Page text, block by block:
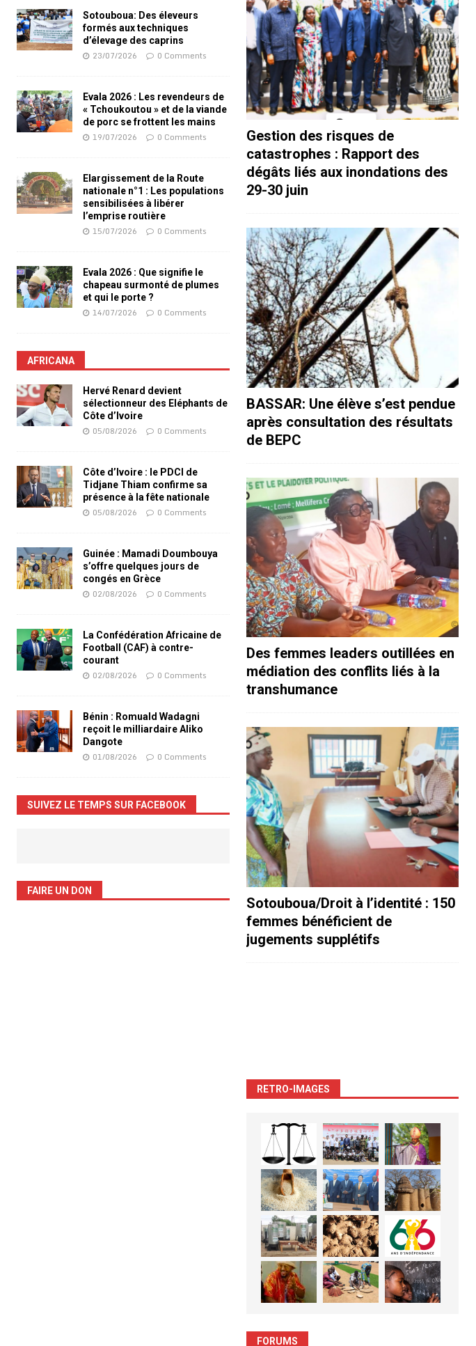
Sotouboua: Des éleveurs
formés aux techniques
d’élevage des caprins
23/07/2026 0 Comments
Evala 2026 : Les revendeurs de
« Tchoukoutou » et de la viande
de porc se frottent les mains
19/07/2026 0 Comments
Elargissement de la Route
nationale n°1 : Les populations
sensibilisées à libérer
l’emprise routière
15/07/2026 0 Comments
Evala 2026 : Que signifie le
chapeau surmonté de plumes
et qui le porte ?
14/07/2026 0 Comments
AFRICANA
Hervé Renard devient
sélectionneur des Eléphants de
Côte d’Ivoire
05/08/2026 0 Comments
Côte d’Ivoire : le PDCI de
Tidjane Thiam confirme sa
présence à la fête nationale
05/08/2026 0 Comments
Guinée : Mamadi Doumbouya
s’offre quelques jours de
congés en Grèce
02/08/2026 0 Comments
La Confédération Africaine de
Football (CAF) à contre-
courant
02/08/2026 0 Comments
Bénin : Romuald Wadagni
reçoit le milliardaire Aliko
Dangote
01/08/2026 0 Comments
SUIVEZ LE TEMPS SUR FACEBOOK
FAIRE UN DON
Gestion des risques de
catastrophes : Rapport des
dégâts liés aux inondations des
29-30 juin
BASSAR: Une élève s’est pendue
après consultation des résultats
de BEPC
Des femmes leaders outillées en
médiation des conflits liés à la
transhumance
Sotouboua/Droit à l’identité : 150
femmes bénéficient de
jugements supplétifs
RETRO-IMAGES
FORUMS